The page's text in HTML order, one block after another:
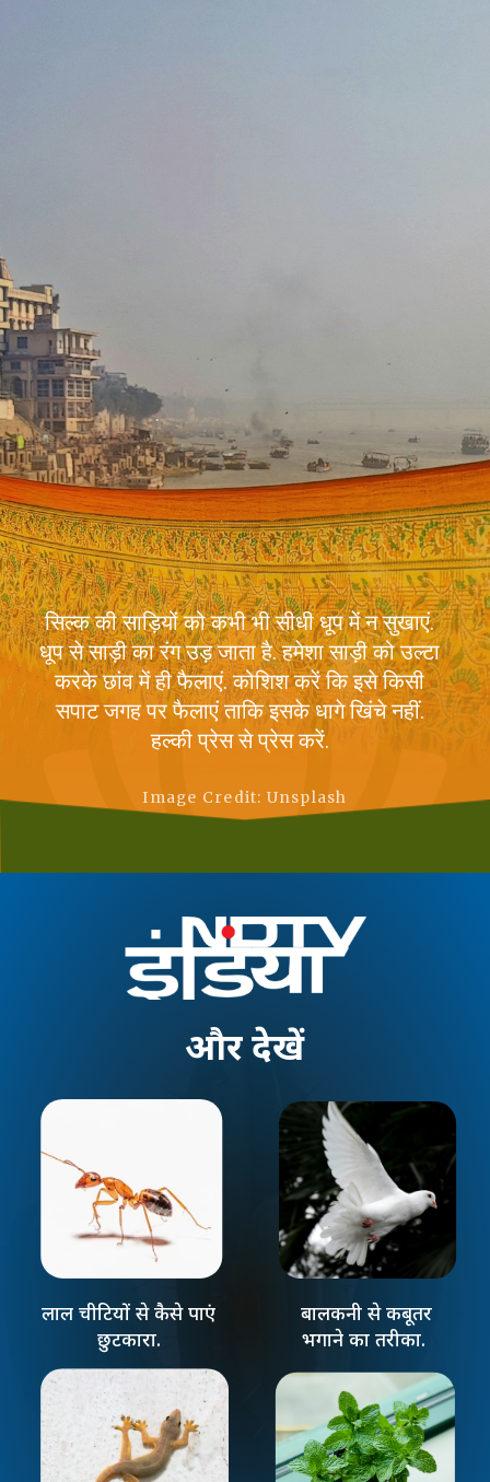
सिल्क की साड़ियों को कभी भी सीधी धूप में न सुखाएं.
धूप से साड़ी का रंग उड़ जाता है. हमेशा साड़ी को उल्टा
करके छांव में ही फैलाएं. कोशिश करें कि इसे किसी
सपाट जगह पर फैलाएं ताकि इसके धागे खिंचे नहीं.
हल्की प्रेस से प्रेस करें.
Image Credit: Unsplash
औरदेखें
लाल चीटियों से कैसे पाएं
छुटकारा.
बालकनी से कबूतर
भगाने का तरीका.